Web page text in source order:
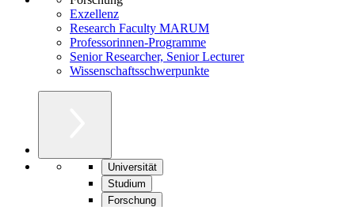
Exzellenz
Research Faculty MARUM
Professorinnen-Programme
Senior Researcher, Senior Lecturer
Wissenschaftsschwerpunkte
Universität
Studium
Forschung